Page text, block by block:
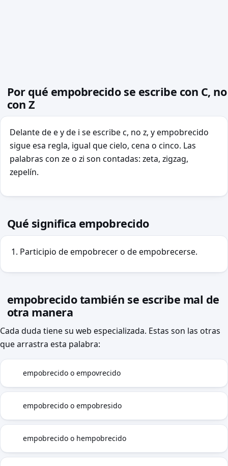
Por qué empobrecido se escribe con C, no
con Z
Delante de e y de i se escribe c, no z, y empobrecido
sigue esa regla, igual que cielo, cena o cinco. Las
palabras con ze o zi son contadas: zeta, zigzag,
zepelín.
Qué significa empobrecido
Participio de empobrecer o de empobrecerse.
empobrecido también se escribe mal de
otra manera
Cada duda tiene su web especializada. Estas son las otras
que arrastra esta palabra:
empobrecido o empovrecido
empobrecido o empobresido
empobrecido o hempobrecido